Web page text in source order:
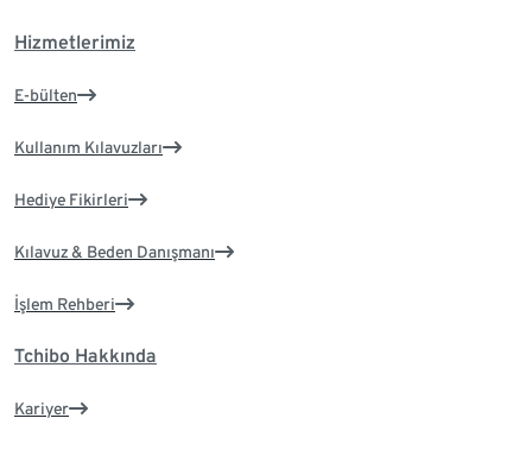
Hizmetlerimiz
E-bülten
Kullanım Kılavuzları
Hediye Fikirleri
Kılavuz & Beden Danışmanı
İşlem Rehberi
Tchibo Hakkında
Kariyer